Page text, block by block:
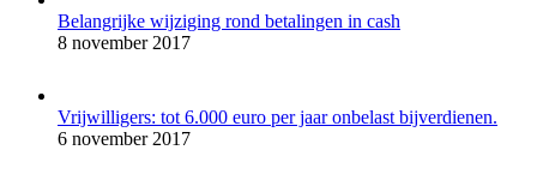
Belangrijke wijziging rond betalingen in cash
8 november 2017
Vrijwilligers: tot 6.000 euro per jaar onbelast bijverdienen.
6 november 2017